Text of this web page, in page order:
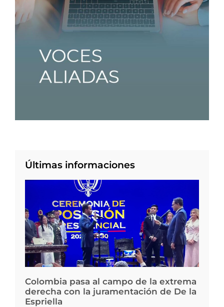
Últimas informaciones
Colombia pasa al campo de la extrema
derecha con la juramentación de De la
Espriella